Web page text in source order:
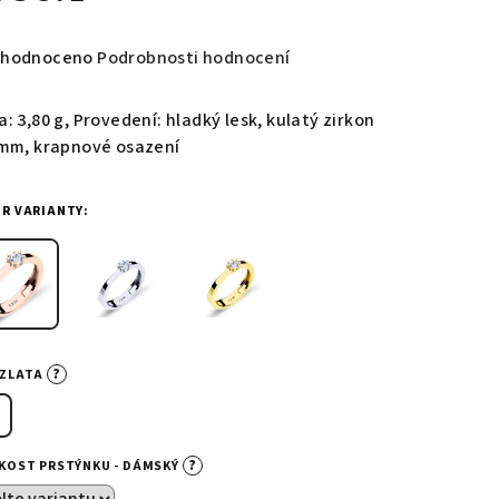
Podrobnosti hodnocení
3,80 g, Provedení: hladký lesk, kulatý zirkon
krapnové osazení
VARIANTY:
?
PRSTÝNKU - DÁMSKÝ ?